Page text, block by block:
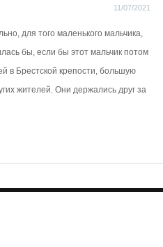
11/07/2021
для того маленького мальчика,
бы, если бы этот мальчик потом
в Брестской крепости, большую
жителей. Они держались друг за